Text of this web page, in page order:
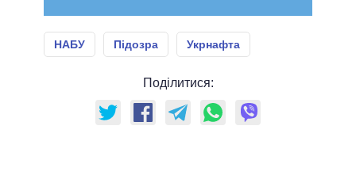
НАБУ Підозра Укрнафта
Поділитися: